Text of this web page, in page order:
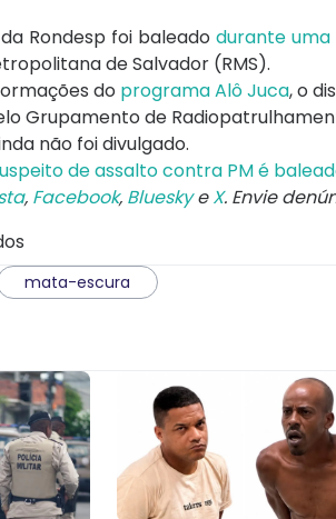
Rondesp foi baleado durante
de Salvador (RMS).
do programa Alô Juca, o
Grupamento de
não foi divulgado.
de assalto contra PM é
, Facebook, BlueskyeX. Envie
mata-escura